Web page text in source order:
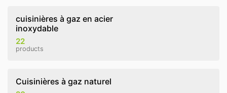
cuisinières à gaz en acier
inoxydable
22
products
Cuisinières à gaz naturel